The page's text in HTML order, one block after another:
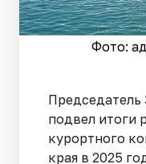
Фото:
подвел итоги
курортного
края в 2025